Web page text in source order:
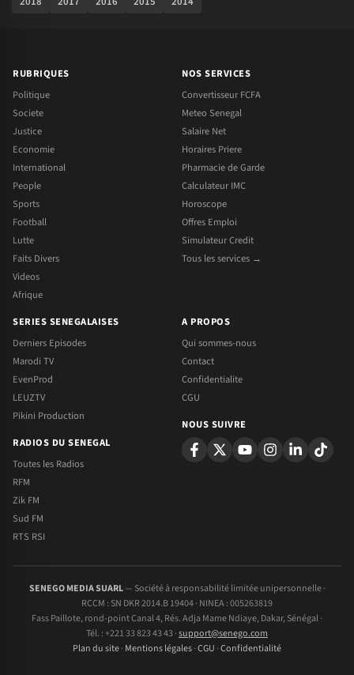
RUBRIQUES
Politique
Societe
Justice
Economie
International
People
Sports
Football
Lutte
Faits Divers
Videos
Afrique
NOS SERVICES
Convertisseur FCFA
Meteo Senegal
Salaire Net
Horaires Priere
Pharmacie de Garde
Calculateur IMC
Horoscope
Offres Emploi
Simulateur Credit
Tous les services →
SERIES SENEGALAISES
Derniers Episodes
Marodi TV
EvenProd
LEUZTV
Pikini Production
RADIOS DU SENEGAL
Toutes les Radios
RFM
Zik FM
Sud FM
RTS RSI
A PROPOS
Qui sommes-nous
Contact
Confidentialite
CGU
NOUS SUIVRE
SENEGO MEDIA SUARL— Société à responsabilité limitée unipersonnelle ·
RCCM : SN DKR 2014.B 19404 · NINEA : 005263819
Fass Paillote, rond-point Canal 4, Rés. Adja Mame Ndiaye, Dakar, Sénégal ·
Tél. : +221 33 823 43 43 ·support@senego.com
Plan du site· Mentions légales·CGU ·Confidentialité